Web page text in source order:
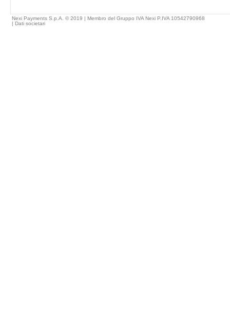
Nexi Payments S.p.A. © 2019 | Membro del Gruppo IVA Nexi P.IVA 10542790968
| Dati societari